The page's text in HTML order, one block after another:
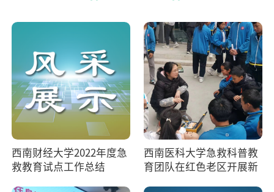
阿克苏职业技术学院在全国第二届现场救护
2024-02-23 15:05:56
《中国教育报》时评：助推急救教育普及驶
入...
2024-02-23 15:03:57
【
【
西南财经大学2022年度急
救教育试点工作总结
西南医科大学急救科普教
育团队在红色老区开展新